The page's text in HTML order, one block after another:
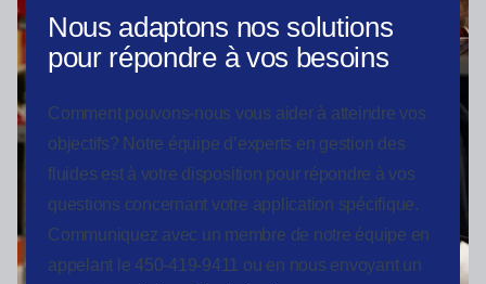
Nous adaptons nos solutions
pour répondre à vos besoins
Comment pouvons-nous vous aider à atteindre vos
objectifs? Notre équipe d’experts en gestion des
fluides est à votre disposition pour répondre à vos
questions concernant votre application spécifique.
Communiquez avec un membre de notre équipe en
appelant le 450-419-9411 ou en nous envoyant un